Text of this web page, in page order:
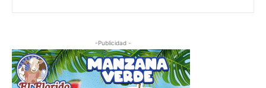
-Publicidad -